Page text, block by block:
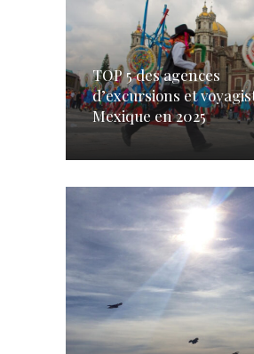
TOP 5 des agences
d’excursions et
Mexique en 2025